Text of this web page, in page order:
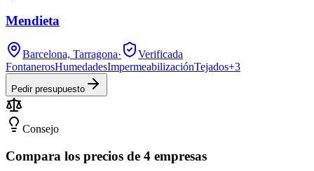
Mendieta
Barcelona, Tarragona·
Verificada
FontanerosHumedadesImpermeabilizaciónTejados+3
Pedir presupuesto
Consejo
Compara los precios de 4 empresas